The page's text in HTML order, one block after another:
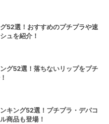
52選！おすすめのプチプラや速
ュを紹介！
グ52選！落ちないリップをプチ
キング52選！プチプラ・デパコ
商品も登場！